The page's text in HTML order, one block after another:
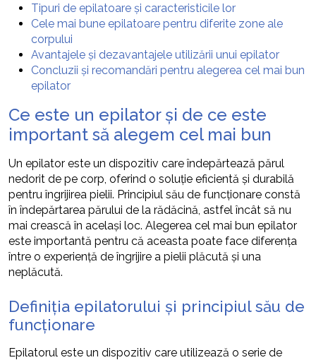
Tipuri de epilatoare și caracteristicile lor
Cele mai bune epilatoare pentru diferite zone ale
corpului
Avantajele și dezavantajele utilizării unui epilator
Concluzii și recomandări pentru alegerea cel mai bun
epilator
Ce este un epilator și de ce este
important să alegem cel mai bun
Un epilator este un dispozitiv care îndepărtează părul
nedorit de pe corp, oferind o soluție eficientă și durabilă
pentru îngrijirea pielii. Principiul său de funcționare constă
în îndepărtarea părului de la rădăcină, astfel încât să nu
mai crească în același loc. Alegerea cel mai bun epilator
este importantă pentru că aceasta poate face diferența
între o experiență de îngrijire a pielii plăcută și una
neplăcută.
Definiția epilatorului și principiul său de
funcționare
Epilatorul este un dispozitiv care utilizează o serie de